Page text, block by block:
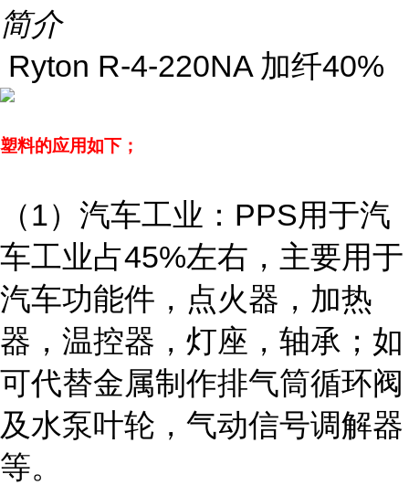
简介
Ryton R-4-220NA 加纤40%
塑料的应用如下；
（1）汽车工业：PPS用于汽
车工业占45%左右，主要用于
汽车功能件，点火器，加热
器，温控器，灯座，轴承；如
可代替金属制作排气筒循环阀
及水泵叶轮，气动信号调解器
等。